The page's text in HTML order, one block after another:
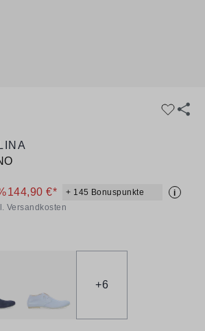
144,90 €* + 145 Bonuspunkte i
Versandkosten
+6